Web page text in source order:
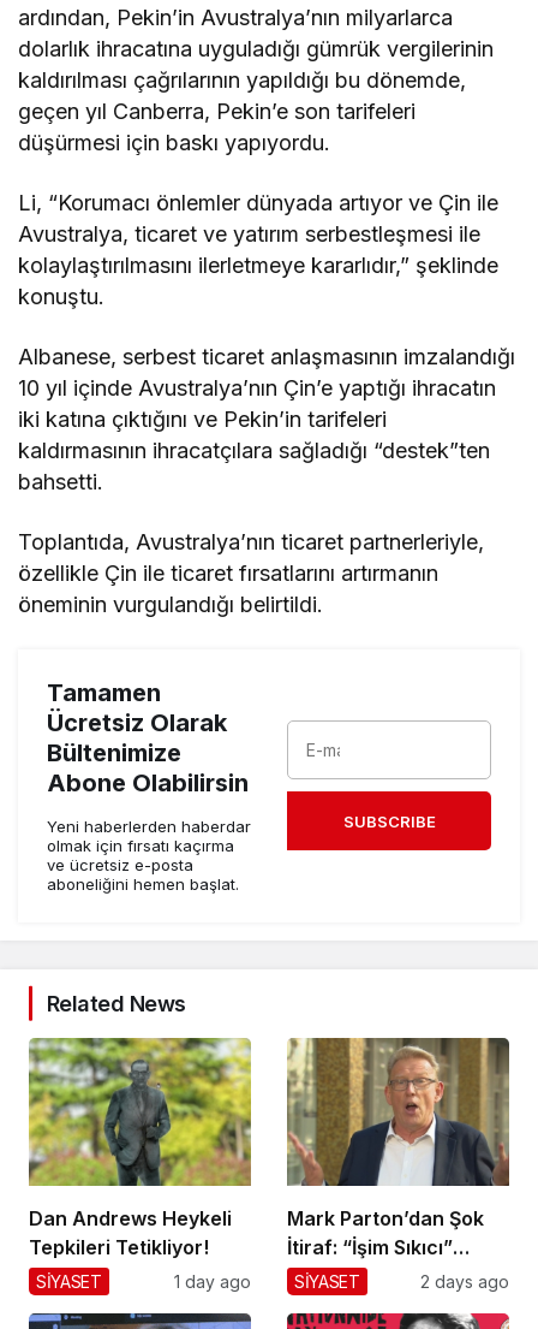
ardından, Pekin’in Avustralya’nın milyarlarca
dolarlık ihracatına uyguladığı gümrük vergilerinin
kaldırılması çağrılarının yapıldığı bu dönemde,
geçen yıl Canberra, Pekin’e son tarifeleri
düşürmesi için baskı yapıyordu.
Li, “Korumacı önlemler dünyada artıyor ve Çin ile
Avustralya, ticaret ve yatırım serbestleşmesi ile
kolaylaştırılmasını ilerletmeye kararlıdır,” şeklinde
konuştu.
Albanese, serbest ticaret anlaşmasının imzalandığı
10 yıl içinde Avustralya’nın Çin’e yaptığı ihracatın
iki katına çıktığını ve Pekin’in tarifeleri
kaldırmasının ihracatçılara sağladığı “destek”ten
bahsetti.
Toplantıda, Avustralya’nın ticaret partnerleriyle,
özellikle Çin ile ticaret fırsatlarını artırmanın
öneminin vurgulandığı belirtildi.
Tamamen
Ücretsiz Olarak
Bültenimize
Abone Olabilirsin
Yeni haberlerden haberdar
olmak için fırsatı kaçırma
ve ücretsiz e-posta
aboneliğini hemen başlat.
SUBSCRIBE
Related News
Dan Andrews Heykeli
Tepkileri Tetikliyor!
SİYASET 1 day ago
Mark Parton’dan Şok
İtiraf: “İşim Sıkıcı”
Mesajı!
SİYASET 2 days ago